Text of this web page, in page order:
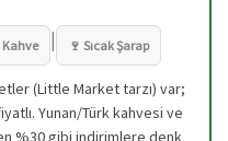
| 🍷 Sıcak Şarap
(Little Market tarzı) var;
Yunan/Türk kahvesi ve
%30 gibi indirimlere denk